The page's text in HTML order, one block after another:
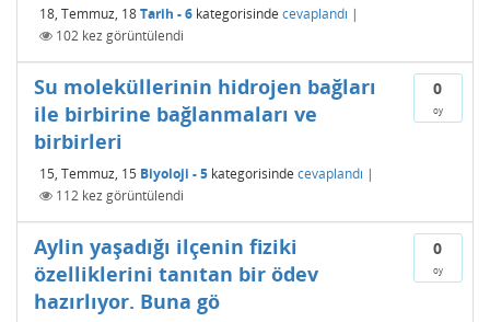
18, Temmuz, 18Tarih - 6 kategorisinde cevaplandı |
102 kez görüntülendi
0
oy
Su moleküllerinin hidrojen bağları
ile birbirine bağlanmaları ve
birbirleri
15, Temmuz, 15 Biyoloji - 5 kategorisinde cevaplandı |
112 kez görüntülendi
0
oy
Aylin yaşadığı ilçenin fiziki
özelliklerini tanıtan bir ödev
hazırlıyor. Buna gö